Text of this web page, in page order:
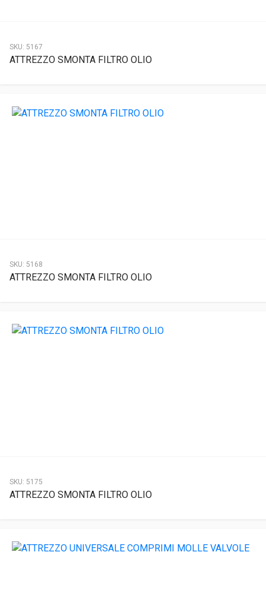
SKU: 5167
ATTREZZO SMONTA FILTRO OLIO
SKU: 5168
ATTREZZO SMONTA FILTRO OLIO
SKU: 5175
ATTREZZO SMONTA FILTRO OLIO